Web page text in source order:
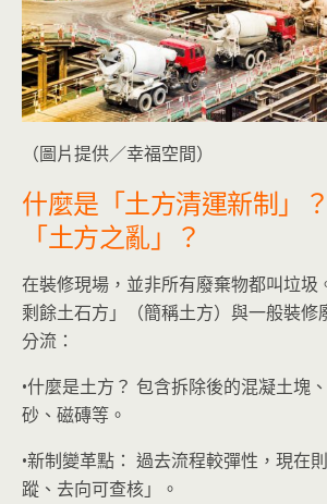
（圖片提供／幸福空間）
什麼是「土方清運新制」
「土方之亂」？
在裝修現場，並非所有廢棄物都叫垃圾
剩餘土石方」（簡稱土方）與一般裝修
分流：
•什麼是土方？ 包含拆除後的混凝土塊
砂、磁磚等。
•新制變革點： 過去流程較彈性，現在
蹤、去向可查核」。